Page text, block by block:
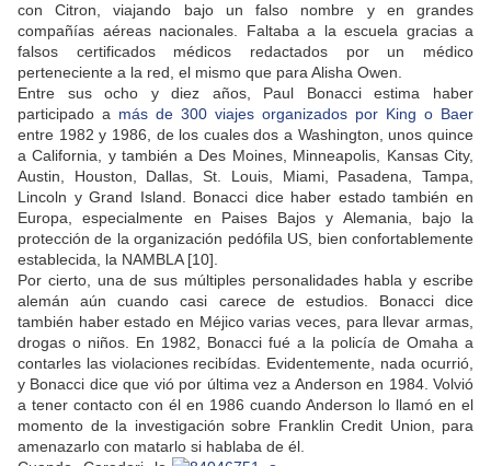
con Citron, viajando bajo un falso nombre y en grandes
compañías aéreas nacionales. Faltaba a la escuela gracias a
falsos certificados médicos redactados por un médico
perteneciente a la red, el mismo que para Alisha Owen.
Entre sus ocho y diez años, Paul Bonacci estima haber
participado a más de 300 viajes organizados por King o Baer
entre 1982 y 1986, de los cuales dos a Washington, unos quince
a California, y también a Des Moines, Minneapolis, Kansas City,
Austin, Houston, Dallas, St. Louis, Miami, Pasadena, Tampa,
Lincoln y Grand Island. Bonacci dice haber estado también en
Europa, especialmente en Paises Bajos y Alemania, bajo la
protección de la organización pedófila US, bien confortablemente
establecida, la NAMBLA [10].
Por cierto, una de sus múltiples personalidades habla y escribe
alemán aún cuando casi carece de estudios. Bonacci dice
también haber estado en Méjico varias veces, para llevar armas,
drogas o niños. En 1982, Bonacci fué a la policía de Omaha a
contarles las violaciones recibídas. Evidentemente, nada ocurrió,
y Bonacci dice que vió por última vez a Anderson en 1984. Volvió
a tener contacto con él en 1986 cuando Anderson lo llamó en el
momento de la investigación sobre Franklin Credit Union, para
amenazarlo con matarlo si hablaba de él.